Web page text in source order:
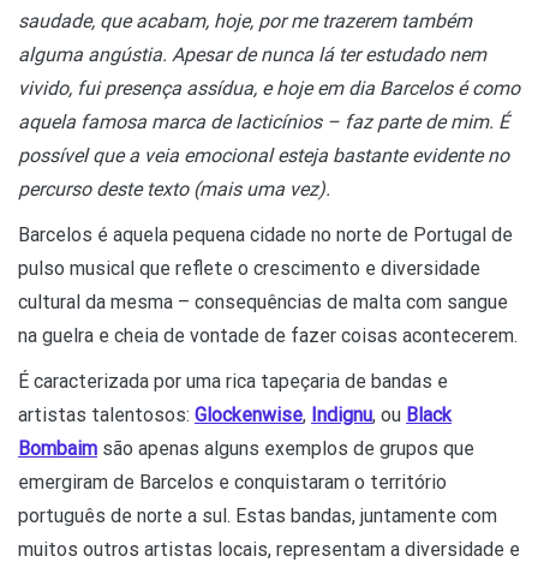
saudade, que acabam, hoje, por me trazerem também
alguma angústia. Apesar de nunca lá ter estudado nem
vivido, fui presença assídua, e hoje em dia Barcelos é como
aquela famosa marca de lacticínios – faz parte de mim. É
possível que a veia emocional esteja bastante evidente no
percurso deste texto (mais uma vez).
Barcelos é aquela pequena cidade no norte de Portugal de
pulso musical que reflete o crescimento e diversidade
cultural da mesma – consequências de malta com sangue
na guelra e cheia de vontade de fazer coisas acontecerem.
É caracterizada por uma rica tapeçaria de bandas e
artistas talentosos: Glockenwise, Indignu, ou Black
Bombaim são apenas alguns exemplos de grupos que
emergiram de Barcelos e conquistaram o território
português de norte a sul. Estas bandas, juntamente com
muitos outros artistas locais, representam a diversidade e